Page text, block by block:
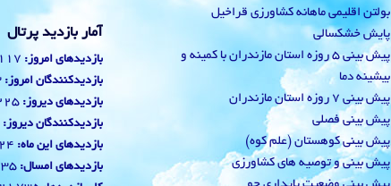
بولتن اقلیمی ماهانه کشاورزی قراخیل
پایش خشکسالی
پیش بینی 5 روزه استان مازندران با کمینه و
بیشینه دما
پیش بینی 7 روزه استان مازندران
پیش بینی فصلی
پیش بینی کوهستان (علم کوه)
پیش بینی و توصیه های کشاورزی
آمار بازدید پرتال
بازدیدهای امروز:
بازدیدکنندگان امروز:
بازدیدهای دیروز:
بازدیدکنندگان دیروز:
بازدیدهای این ماه:
بازدیدهای امسال: